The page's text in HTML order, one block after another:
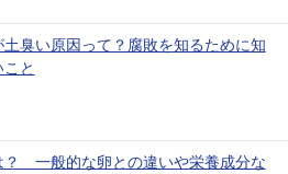
土臭い原因って？腐敗を知るために知
と
？ 一般的な卵との違いや栄養成分な